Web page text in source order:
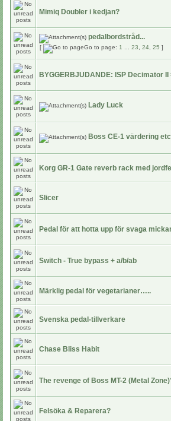
Mimiq Doubler i kedjan?
pedalbordstråd...
[ Go to page: 1 23 24 25 ]
BYGGERBJUDANDE: ISP Decimator
Lady Luck
Boss CE-1 värdering
Korg GR-1 Gate reverb rack med
Slicer
Pedal för att hotta upp för svaga
Switch - True bypass + a/b/ab
Märklig pedal för vegetarianer…..
Svenska pedal-tillverkare
Chase Bliss Habit
The revenge of Boss MT-2 (Metal
Felsöka & Reparera?